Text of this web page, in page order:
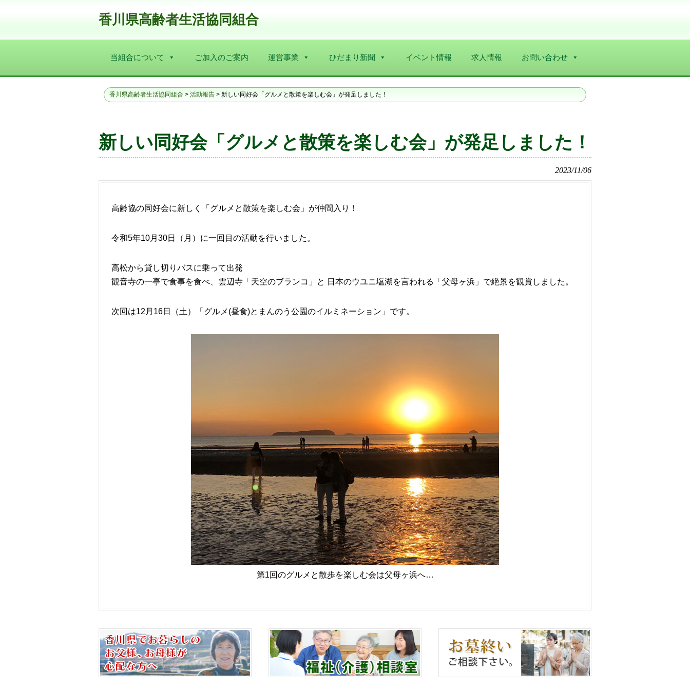
香川県高齢者生活協同組合
当組合について ご加入のご案内 運営事業 ひだまり新聞 イベント情報 求人情報 お問い合わせ
香川県高齢者生活協同組合 > 活動報告 > 新しい同好会「グルメと散策を楽しむ会」が発足しました！
新しい同好会「グルメと散策を楽しむ会」が発足しました！
2023/11/06
高齢協の同好会に新しく「グルメと散策を楽しむ会」が仲間入り！
令和5年10月30日（月）に一回目の活動を行いました。
高松から貸し切りバスに乗って出発
観音寺の一亭で食事を食べ、雲辺寺「天空のブランコ」と 日本のウユニ塩湖を言われる「父母ヶ浜」で絶景を観賞しました。
次回は12月16日（土）「グルメ(昼食)とまんのう公園のイルミネーション」です。
第1回のグルメと散歩を楽しむ会は父母ヶ浜へ…